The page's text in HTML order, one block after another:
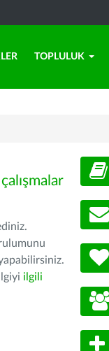
TOPLULUK
ilgili